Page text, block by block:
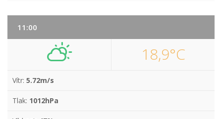
11:00
18,9°C
Vítr: 5.72m/s
Tlak: 1012hPa